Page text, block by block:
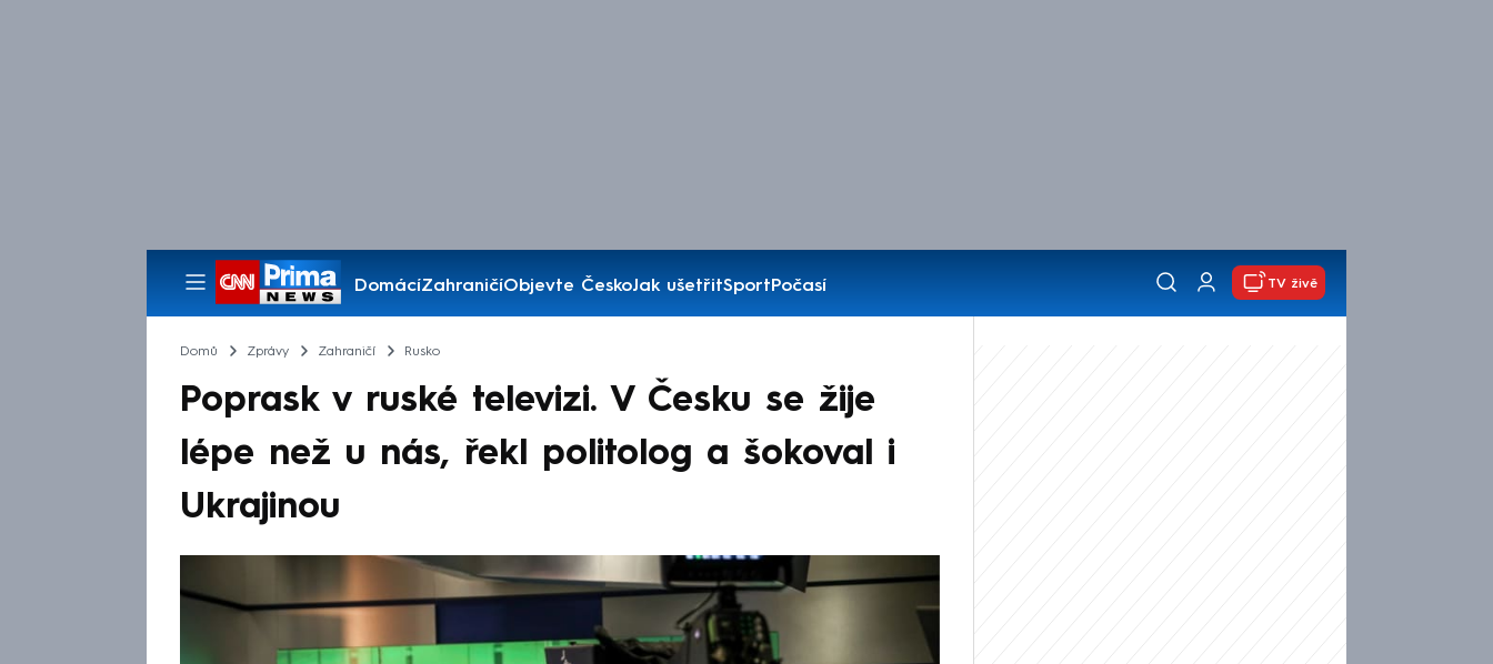
DomácíZahraničíObjevte ČeskoJak ušetřitSportPočasí
Pořady
TV živě
Domů Zprávy Zahraničí Rusko
Poprask v ruské televizi. V Česku se žije
lépe než u nás, řekl politolog a šokoval i
Ukrajinou